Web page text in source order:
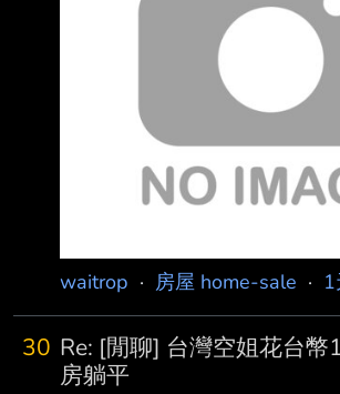
https://market.591.com.tw/
27.4坪 93 萬 真想躺平, 為何要
只有台北市能住人 : 中國3線城
12萬台幣 :
waitrop · 房屋 home-sale ·
30 Re: [閒聊] 台灣空姐花台幣
房躺平